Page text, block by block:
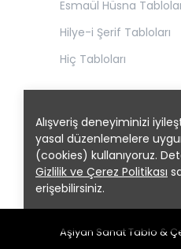
Alışveriş deneyiminizi
yasal düzenlemelere
(cookies) kullanıyoruz.
Gizlilik ve Çerez Politikası
erişebilirsiniz.
Esmaül Hüsna
Hilye-i Şerif Tabloları
Hiç Tabloları
Aşiyan Sanat Tablo &